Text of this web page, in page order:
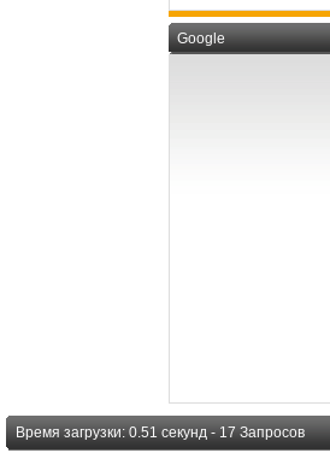
Google
Время загрузки: 0.51 секунд - 17 Запросов